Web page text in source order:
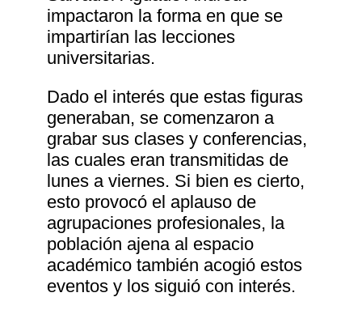
impactaron la forma en que se
impartirían las lecciones
universitarias.
Dado el interés que estas figuras
generaban, se comenzaron a
grabar sus clases y conferencias,
las cuales eran transmitidas de
lunes a viernes. Si bien es cierto,
esto provocó el aplauso de
agrupaciones profesionales, la
población ajena al espacio
académico también acogió estos
eventos y los siguió con interés.